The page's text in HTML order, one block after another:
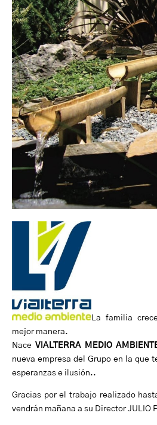
La familia
mejor manera.
Nace VIALTERRA MEDIO
nueva empresa del Grupo en la que
esperanzas e ilusión..
Gracias por el trabajo realizado
vendrán mañana a su Director JULIO